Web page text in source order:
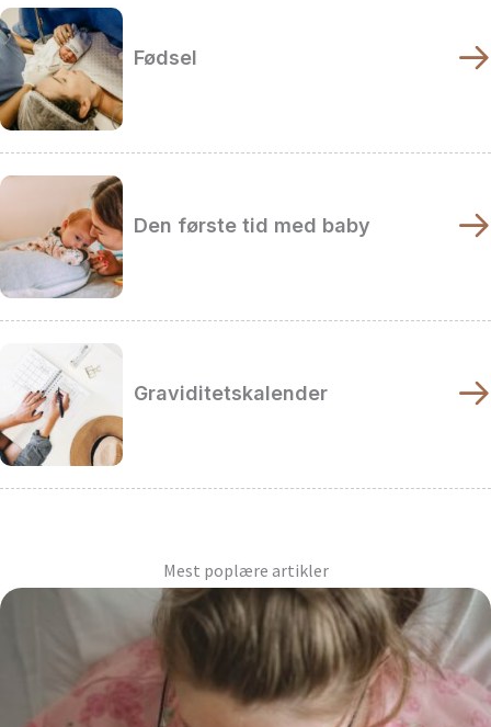
Fødsel
Den første tid med baby
Graviditetskalender
Mest poplære artikler